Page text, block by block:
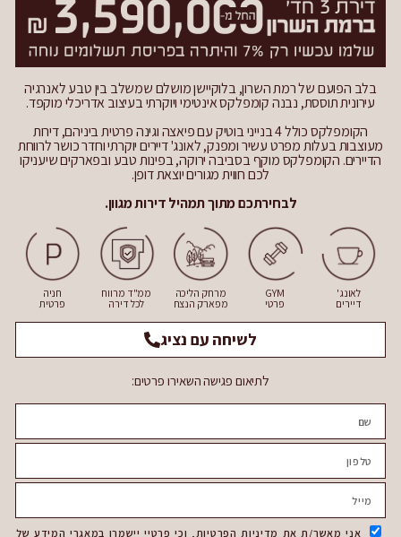
בלב הפועם של רמת השרון, בלוקיישן מושלם שמשלב בין טבע לאנרגיה
עירונית תוססת, נבנה קומפלקס אינטימי ויוקרתי בעיצוב אדריכלי מוקפד.
הקומפלקס כולל 4 בנייני בוטיק עם פיאצה וגינה פרטית ביניהם, דירות
מעוצבות בעלות מפרט עשיר ומפנק, לאונג' דיירים יוקרתי וחדר כושר לרווחת
הדיירים. הקומפלקס מוקף בסביבה ירוקה, בפינות טבע ובפארקים שיעניקו
לכם חווית מגורים יוצאת דופן.
לבחירתכם מתוך תמהיל דירות מגוון.
לאונג'
דיירים
GYM
פרטי
מרחק הליכה
מפארק הנצח
ממ"ד מרווח
לכל דירה
חניה
פרטית
לשיחה עם נציג
לתיאום פגישה השאירו פרטים:
אני מאשר/ת את מדיניות הפרטיות, וכי פרטיי יישמרו במאגרי המידע של